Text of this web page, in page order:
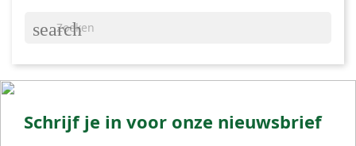
search
Schrijf je in voor onze nieuwsbrief